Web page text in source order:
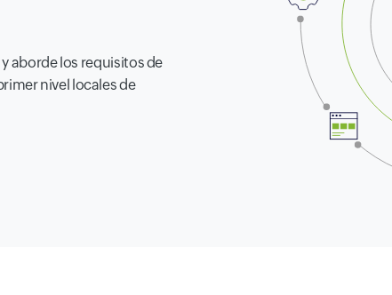
aborde los requisitos de
nivel locales de